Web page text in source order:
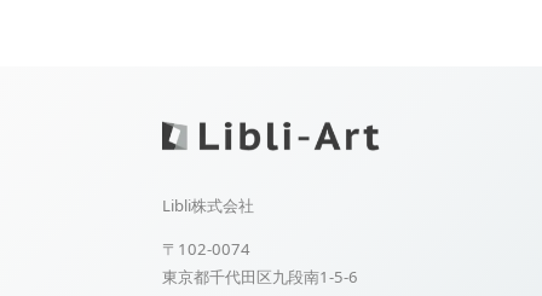
Libli株式会社
〒102-0074
東京都千代田区九段南1-5-6